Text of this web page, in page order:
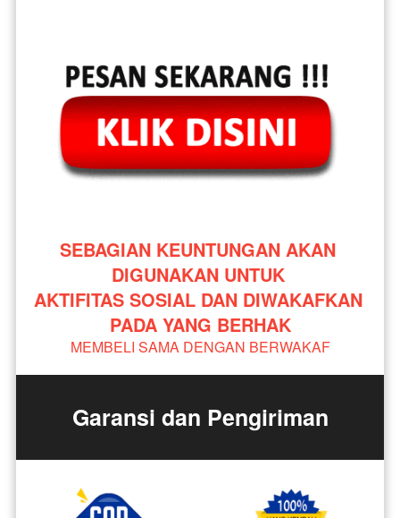
SEBAGIAN KEUNTUNGAN AKAN
DIGUNAKAN UNTUK
AKTIFITAS SOSIAL DAN DIWAKAFKAN
PADA YANG BERHAK
MEMBELI SAMA DENGAN BERWAKAF
Garansi dan Pengiriman